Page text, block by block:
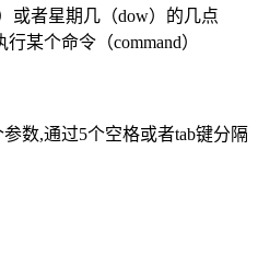
或者星期几（dow）的几点
某个命令（command）
数,通过5个空格或者tab键分隔